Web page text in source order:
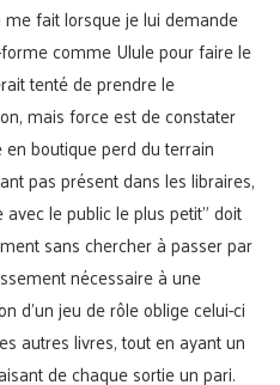
fait lorsque je lui demande
comme Ulule pour faire le
tenté de prendre le
mais force est de constater
boutique perd du terrain
pas présent dans les libraires,
le public le plus petit” doit
sans chercher à passer par
nécessaire à une
d’un jeu de rôle oblige celui-ci
autres livres, tout en ayant un
de chaque sortie un pari.